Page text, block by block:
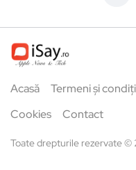
Acasă Termeni și
Cookies
Contact
Toate drepturile rezervate ©